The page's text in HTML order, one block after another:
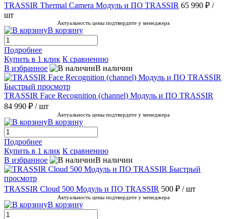
TRASSIR Thermal Camera Модуль и ПО TRASSIR 65 990 ₽ /
шт
Актуальность цены подтвердите у менеджера
В корзину
Подробнее
Купить в 1 клик К сравнению
В избранное
В наличии
Быстрый просмотр
TRASSIR Face Recognition (channel) Модуль и ПО TRASSIR
84 990 ₽ / шт
Актуальность цены подтвердите у менеджера
В корзину
Подробнее
Купить в 1 клик К сравнению
В избранное
В наличии
Быстрый
просмотр
TRASSIR Cloud 500 Модуль и ПО TRASSIR 500 ₽ / шт
Актуальность цены подтвердите у менеджера
В корзину